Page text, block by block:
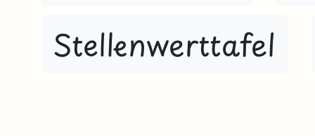
Stellenwerttafel